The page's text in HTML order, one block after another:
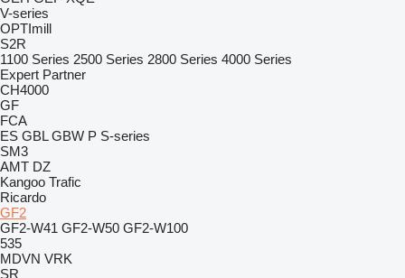
V-series
OPTImill
S2R
1100 Series 2500 Series 2800 Series 4000 Series
Expert Partner
CH4000
GF
FCA
ES GBL GBW P S-series
SM3
AMT DZ
Kangoo Trafic
Ricardo
GF2
GF2-W41 GF2-W50 GF2-W100
535
MDVN VRK
SR